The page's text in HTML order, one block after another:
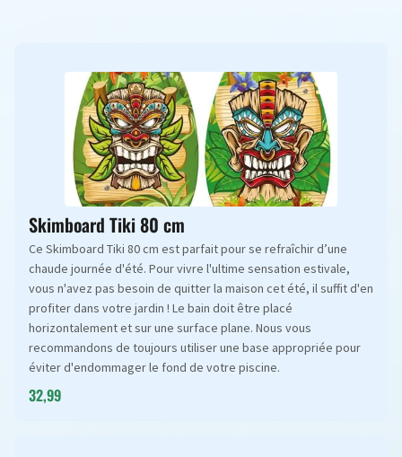
Skimboard Tiki 80 cm
Ce Skimboard Tiki 80 cm est parfait pour se refraîchir d’une
chaude journée d'été. Pour vivre l'ultime sensation estivale,
vous n'avez pas besoin de quitter la maison cet été, il suffit d'en
profiter dans votre jardin ! Le bain doit être placé
horizontalement et sur une surface plane. Nous vous
recommandons de toujours utiliser une base appropriée pour
éviter d'endommager le fond de votre piscine.
32,99